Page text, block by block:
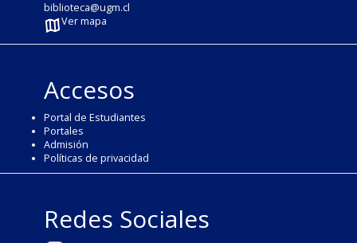
biblioteca@ugm.cl
Ver mapa
Accesos
Portal de Estudiantes
Portales
Admisión
Políticas de privacidad
Redes Sociales